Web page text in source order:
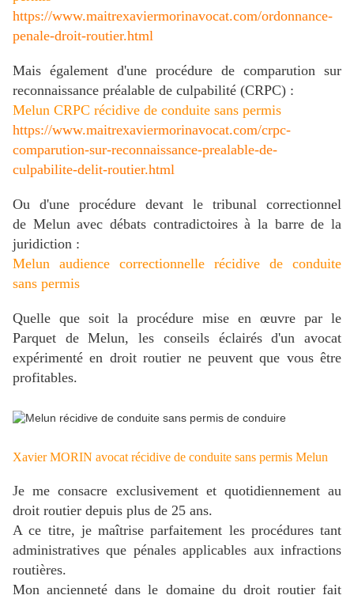
https://www.maitrexaviermorinavocat.com/ordonnance-
penale-droit-routier.html
Mais également d'une procédure de comparution sur
reconnaissance préalable de culpabilité (CRPC) :
Melun CRPC récidive de conduite sans permis
https://www.maitrexaviermorinavocat.com/crpc-
comparution-sur-reconnaissance-prealable-de-
culpabilite-delit-routier.html
Ou d'une procédure devant le tribunal correctionnel
de Melun avec débats contradictoires à la barre de la
juridiction :
Melun audience correctionnelle récidive de conduite
sans permis
Quelle que soit la procédure mise en œuvre par le
Parquet de Melun, les conseils éclairés d'un avocat
expérimenté en droit routier ne peuvent que vous être
profitables.
Xavier MORIN avocat récidive de conduite sans permis Melun
Je me consacre exclusivement et quotidiennement au
droit routier depuis plus de 25 ans.
A ce titre, je maîtrise parfaitement les procédures tant
administratives que pénales applicables aux infractions
routières.
Mon ancienneté dans le domaine du droit routier fait